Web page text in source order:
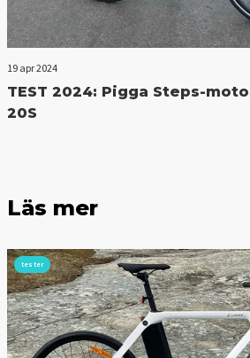
19 apr 2024
TEST 2024: Pigga Steps-
20S
Läs mer
tester